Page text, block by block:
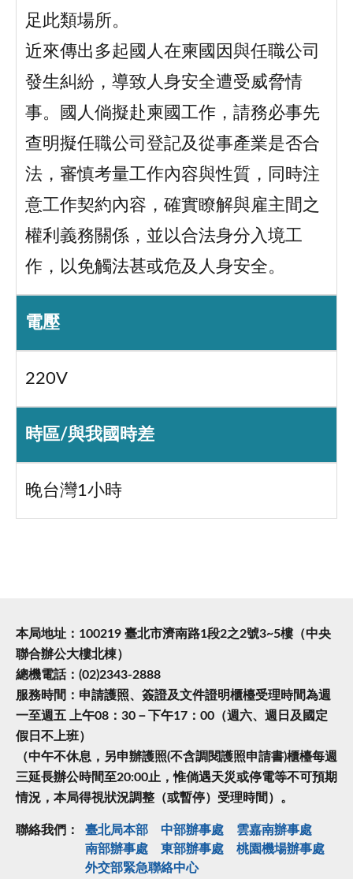
足此類場所。
近來傳出多起國人在柬國因與任職公司
發生糾紛，導致人身安全遭受威脅情
事。國人倘擬赴柬國工作，請務必事先
查明擬任職公司登記及從事產業是否合
法，審慎考量工作內容與性質，同時注
意工作契約內容，確實瞭解與雇主間之
權利義務關係，並以合法身分入境工
作，以免觸法甚或危及人身安全。
電壓
220V
時區/與我國時差
晚台灣1小時
本局地址：100219 臺北市濟南路1段2之2號3~5樓（中央
聯合辦公大樓北棟）
總機電話：(02)2343-2888
服務時間：申請護照、簽證及文件證明櫃檯受理時間為週
一至週五 上午08：30－下午17：00（週六、週日及國定
假日不上班）
（中午不休息，另申辦護照(不含調閱護照申請書)櫃檯每週
三延長辦公時間至20:00止，惟倘遇天災或停電等不可預期
情況，本局得視狀況調整（或暫停）受理時間）。
聯絡我們： 臺北局本部 中部辦事處
雲嘉南辦事處
南部辦事處
東部辦事處
桃園機場辦事處
外交部緊急聯絡中⼼